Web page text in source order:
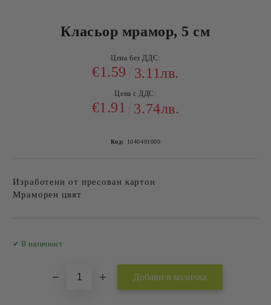
Класьор мрамор, 5 см
Цена без ДДС:
€1.59 3.11лв.
Цена с ДДС:
€1.91 3.74лв.
Код: 1040401000
Изработени от пресован картон
Мраморен цвят
✔ В наличност